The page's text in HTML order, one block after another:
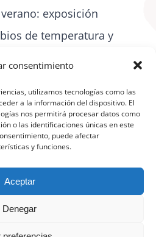
consentimiento
utilizamos tecnologías como las
a la información del dispositivo. El
nos permitirá procesar datos como
o las identificaciones únicas en este
puede afectar
y funciones.
Aceptar
Denegar
exposición
de temperatura y
de datos